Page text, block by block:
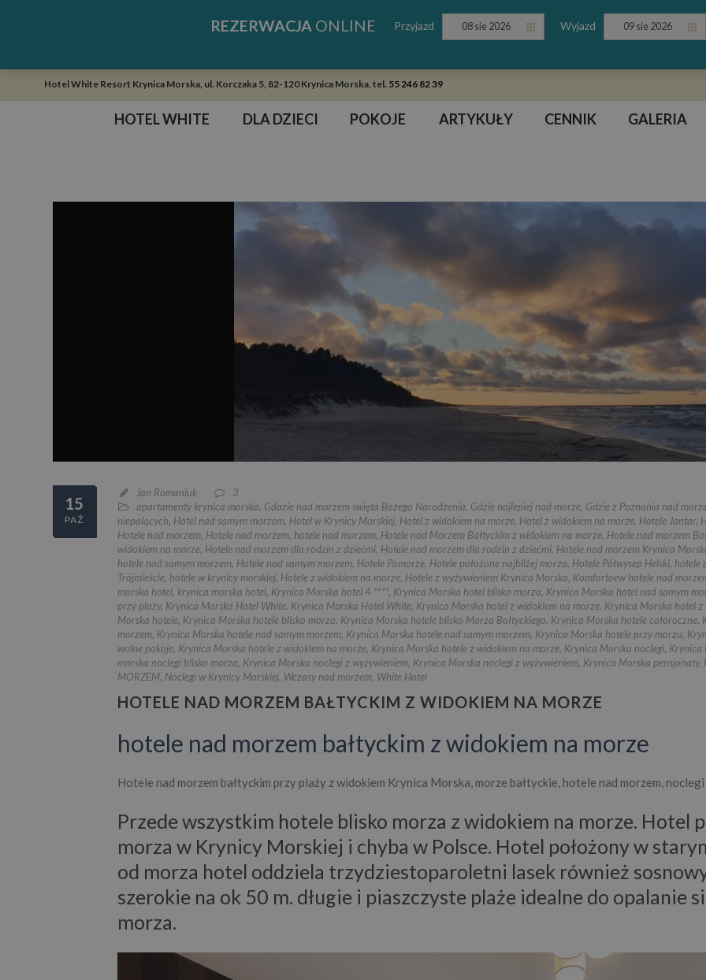
REZERWACJAONLINE Przyjazd 08 sie 2026 Wyjazd 09 sie 2026
Hotel White Resort Krynica Morska, ul. Korczaka 5, 82-120 Krynica Morska, tel. 55 246 82 39
HOTEL WHITE DLA DZIECI POKOJE ARTYKUŁY CENNIK GALERIA
15
PAŹ
Jan Romaniuk
3
apartamenty krynica morska, Gdazie nad morzem święta Bozego Narodzenia, Gdzie najlepiej nad morze, Gdzie z Poznania nad
niepalących, Hotel nad samym morzem, Hotel w Krynicy Morskiej, Hotel z widokiem na morze, Hotel z widokiem na morze, Hotele Jantar,
Hotele nad morzem, Hotele nad morzem, hotele nad morzem, Hotele nad Morzem Bałtyckim z widokiem na morze, Hotele nad morzem
widokiem na morze, Hotele nad morzem dla rodzin z dziećmi, Hotele nad morzem dla rodzin z dziećmi, Hotele nad morzem Krynica
hotele nad samym morzem, Hotele nad samym morzem, Hotele Pomorze, Hotele położone najbliżej morza, Hotele Półwysep Helski, hotele
Trójmieście, hotele w krynicy morskiej, Hotele z widokiem na morze, Hotele z wyżywieniem Krynica Morska, Komfortoew hotele nad
morska hotel, krynica morska hotel, Krynica Morska hotel 4 ****, Krynica Morska hotel blisko morza, Krynica Morska hotel nad samym
przy plaży, Krynica Morska Hotel White, Krynica Morska Hotel White, Krynica Morska hotel z widokiem na morze, Krynica Morska hotel z
Morska hotele, Krynica Morska hotele blisko morza, Krynica Morska hotele blisko Morza Bałtyckiego, Krynica Morska hotele całoroczne,
morzem, Krynica Morska hotele nad samym morzem, Krynica Morska hotele nad samym morzem, Krynica Morska hotele przy morzu,
wolne pokoje, Krynica Morska hotele z widokiem na morze, Krynica Morska hotele z widokiem na morze, Krynica Morska noclegi, Krynica
morska noclegi blisko morza, Krynica Morska noclegi z wyżywieniem, Krynica Morska noclegi z wyżywieniem, Krynica Morska pensjonaty,
MORZEM, Noclegi w Krynicy Morskiej, Wczasy nad morzem, White Hotel
HOTELE NAD MORZEM BAŁTYCKIM Z WIDOKIEM NA MORZE
hotele nad morzem bałtyckim z widokiem na morze
Hotele nad morzem bałtyckim przy plaży z widokiem Krynica Morska, morze bałtyckie, hotele nad morzem,
Przede wszystkim hotele blisko morza z widokiem na morze. Hotel
morza w Krynicy Morskiej i chyba w Polsce. Hotel położony w
od morza hotel oddziela trzydziestoparoletni lasek również
szerokie na ok 50 m. długie i piaszczyste plaże idealne do opalanie
morza.